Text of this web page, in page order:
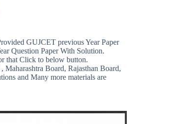
GUJCET previous Year Paper
Question Paper With Solution.
that Click to below button.
Board, Rajasthan Board,
and Many more materials are